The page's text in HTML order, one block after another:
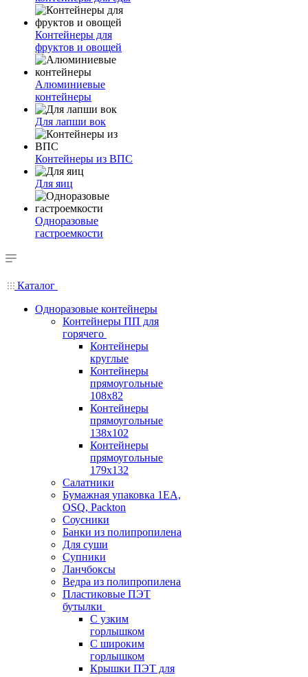
Контейнеры для
фруктов и овощей
Алюминиевые
контейнеры
Для лапши вок
Контейнеры из ВПС
Для яиц
Одноразовые
гастроемкости
Каталог
Одноразовые контейнеры
Контейнеры ПП для
горячего
Контейнеры
круглые
Контейнеры
прямоугольные
108х82
Контейнеры
прямоугольные
138х102
Контейнеры
прямоугольные
179х132
Салатники
Бумажная упаковка 1ЕА,
OSQ, Packton
Соусники
Банки из полипропилена
Для суши
Супники
Ланчбоксы
Ведра из полипропилена
Пластиковые ПЭТ
бутылки
С узким
горлышком
С широким
горлышком
Крышки ПЭТ для